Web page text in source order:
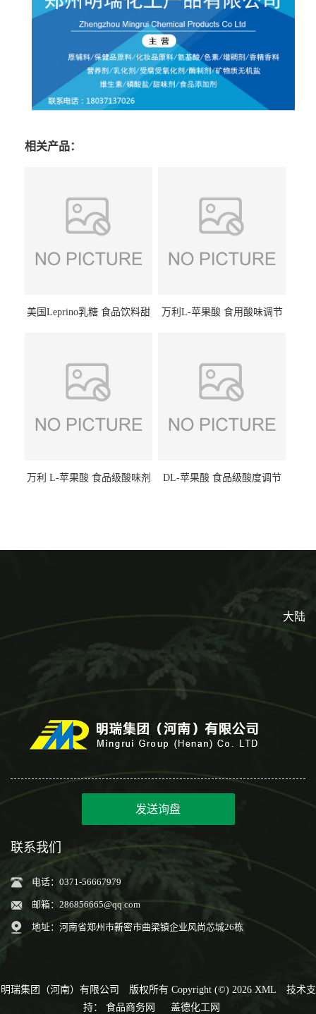
相关产品：
美国Leprino乳糖 食品饮料甜
万利L-苹果酸 食用酸味调节
万利 L-苹果酸 食品级酸味剂
DL-苹果酸 食品级酸度调节
大陆
发送询盘
联系我们
电话：0371-56667979
邮箱： 286856665@qq.com
地址：河南省郑州市新密市曲梁镇企业风尚芯城26栋
明瑞集团（河南）有限公司 版权所有 Copyright (©) 2026 XML
技术支
持： 食品商务网 盖德化工网